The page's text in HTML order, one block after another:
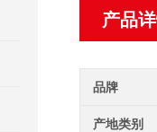
产品
品牌
产地类别